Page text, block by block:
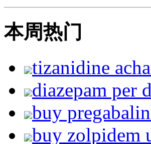
本周热门
tizanidine
diazepam per
buy
buy zolpidem